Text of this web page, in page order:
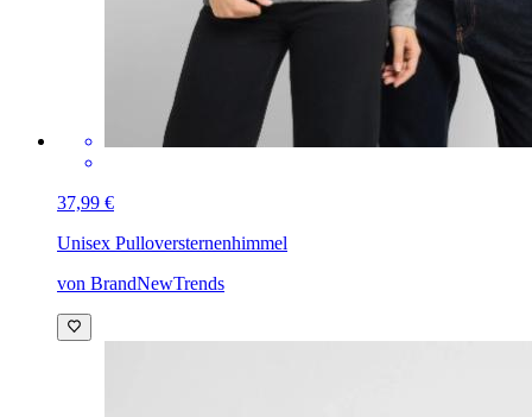
37,99 €
Unisex Pulloversternenhimmel
von BrandNewTrends